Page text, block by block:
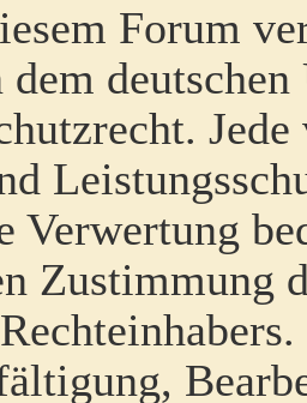
Forum
Verwertung
Zustimmung